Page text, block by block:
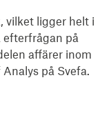
vilket ligger helt i
efterfrågan på
affärer inom
på Svefa.